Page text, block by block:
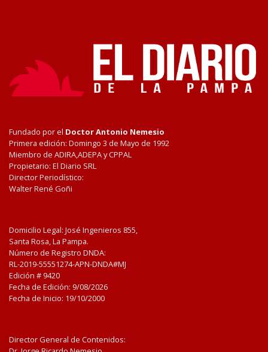
Fundado por el Doctor Antonio Nemesio
Primera edición: Domingo 3 de Mayo de 1992
Miembro de ADIRA,ADEPA y CPPAL
Propietario: El Diario SRL
Director Periodístico:
Walter René Goñi
Domicilio Legal: José Ingenieros 855,
Santa Rosa, La Pampa.
Número de Registro DNDA:
RL-2019-55551274-APN-DNDA#MJ
Edición # 9420
Fecha de Edición: 9/08/2026
Fecha de Inicio: 19/10/2000
Director General de Contenidos: